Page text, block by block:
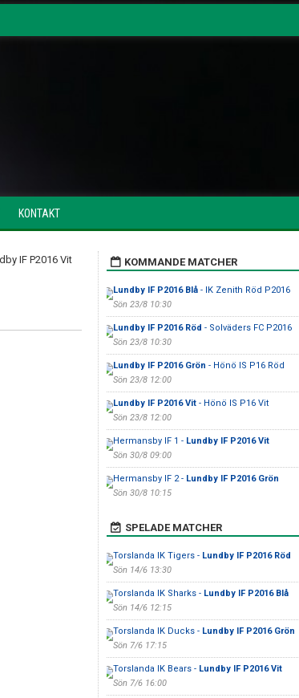
KONTAKT
KOMMANDE MATCHER
Lundby IF P2016 Blå- IK Zenith Röd P2016
Sön 23/8 10:30
Lundby IF P2016 Röd - Solväders FC P2016
Sön 23/8 10:30
Lundby IF P2016 Grön - Hönö IS P16 Röd
Sön 23/8 12:00
Lundby IF P2016 Vit- Hönö IS P16 Vit
Sön 23/8 12:00
Hermansby IF 1 - Lundby IF P2016 Vit
Sön 30/8 09:00
Hermansby IF 2 - Lundby IF P2016 Grön
Sön 30/8 10:15
SPELADE MATCHER
Torslanda IK Tigers - Lundby IF P2016 Röd
Sön 14/6 13:30
Torslanda IK Sharks - Lundby IF P2016 Blå
Sön 14/6 12:15
Torslanda IK Ducks - Lundby IF P2016 Grön
Sön 7/6 17:15
Torslanda IK Bears - Lundby IF P2016 Vit
Sön 7/6 16:00